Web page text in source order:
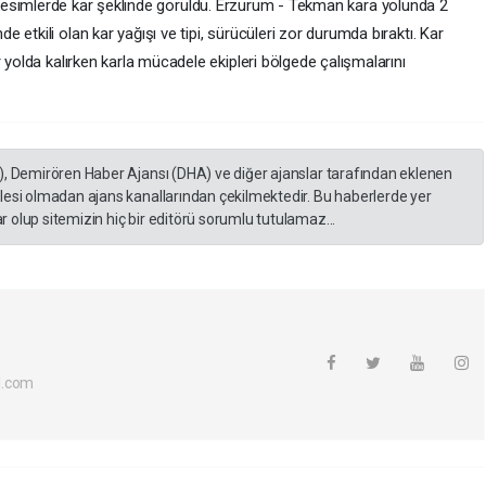
kar şeklinde görüldü. Erzurum - Tekman kara yolunda 2
etkili olan kar yağışı ve tipi, sürücüleri zor durumda bıraktı. Kar
yolda kalırken karla mücadele ekipleri bölgede çalışmalarını
Demirören Haber Ajansı (DHA) ve diğer ajanslar tarafından eklenen
olmadan ajans kanallarından çekilmektedir. Bu haberlerde yer
sitemizin hiç bir editörü sorumlu tutulamaz...